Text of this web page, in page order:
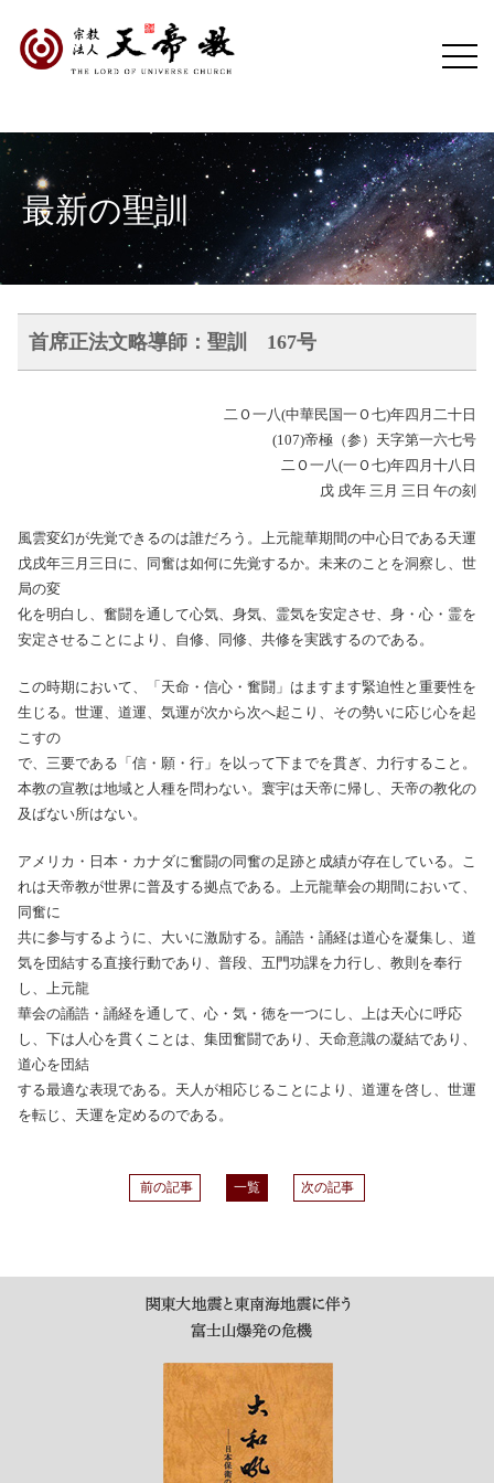
最新の聖訓
首席正法文略導師：聖訓 167号
二Ｏ一八(中華民国一Ｏ七)年四月二十日
(107)帝極（参）天字第一六七号
二Ｏ一八(一Ｏ七)年四月十八日
戊 戌年 三月 三日 午の刻
風雲変幻が先覚できるのは誰だろう。上元龍華期間の中心日である天運
戊戌年三月三日に、同奮は如何に先覚するか。未来のことを洞察し、世
局の変
化を明白し、奮闘を通して心気、身気、霊気を安定させ、身・心・霊を
安定させることにより、自修、同修、共修を実践するのである。
この時期において、「天命・信心・奮闘」はますます緊迫性と重要性を
生じる。世運、道運、気運が次から次へ起こり、その勢いに応じ心を起
こすの
で、三要である「信・願・行」を以って下までを貫ぎ、力行すること。
本教の宣教は地域と人種を問わない。寰宇は天帝に帰し、天帝の教化の
及ばない所はない。
アメリカ・日本・カナダに奮闘の同奮の足跡と成績が存在している。こ
れは天帝教が世界に普及する拠点である。上元龍華会の期間において、
同奮に
共に参与するように、大いに激励する。誦誥・誦経は道心を凝集し、道
気を団結する直接行動であり、普段、五門功課を力行し、教則を奉行
し、上元龍
華会の誦誥・誦経を通して、心・気・徳を一つにし、上は天心に呼応
し、下は人心を貫くことは、集団奮闘であり、天命意識の凝結であり、
道心を団結
する最適な表現である。天人が相応じることにより、道運を啓し、世運
を転じ、天運を定めるのである。
前の記事 一覧 次の記事